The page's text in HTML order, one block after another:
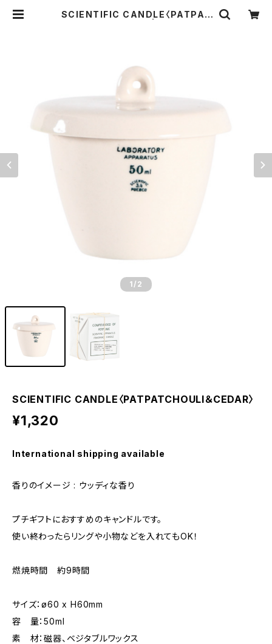
SCIENTIFIC CANDLE〈PATPAT
1 /2
SCIENTIFIC CANDLE〈PATPATCHOULI＆CEDAR〉
¥1,320
International shipping available
香りのイメージ : ウッディな香り
プチギフトにおすすめのキャンドルです。
使い終わったらリングや小物などを入れてもOK！
燃焼時間 約9時間
サイズ：ø60 x H60mm
容 量：50ml
素 材：磁器、ベジタブルワックス